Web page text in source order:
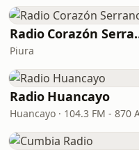
Piura
Radio Huancayo